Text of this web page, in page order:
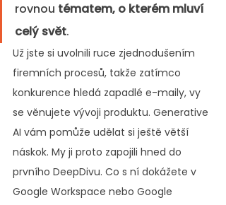
rovnou tématem, o kterém mluví
celý svět.
Už jste si uvolnili ruce zjednodušením
firemních procesů, takže zatímco
konkurence hledá zapadlé e-maily, vy
se věnujete vývoji produktu. Generative
AI vám pomůže udělat si ještě větší
náskok. My ji proto zapojili hned do
prvního DeepDivu. Co s ní dokážete v
Google Workspace nebo Google